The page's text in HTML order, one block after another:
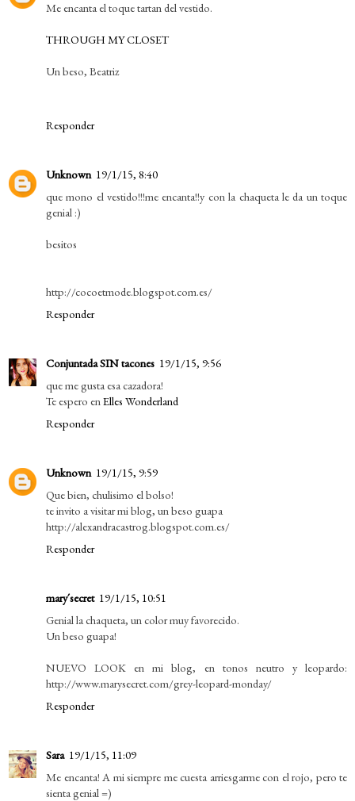
Me encanta el toque tartan del vestido.
THROUGH MY CLOSET
Un beso, Beatriz
Responder
Unknown 19/1/15, 8:40
que mono el vestido!!!me encanta!!y con la chaqueta le da un toque
genial :)
besitos
http://cocoetmode.blogspot.com.es/
Responder
Conjuntada SIN tacones 19/1/15, 9:56
que me gusta esa cazadora!
Te espero enElles Wonderland
Responder
Unknown 19/1/15, 9:59
Que bien, chulisimo el bolso!
te invito a visitar mi blog, un beso guapa
http://alexandracastrog.blogspot.com.es/
Responder
mary´secret 19/1/15, 10:51
Genial la chaqueta, un color muy favorecido.
Un beso guapa!
NUEVO LOOK en mi blog, en tonos neutro y leopardo:
http://www.marysecret.com/grey-leopard-monday/
Responder
Sara 19/1/15, 11:09
Me encanta! A mi siempre me cuesta arriesgarme con el rojo, pero te
sienta genial =)